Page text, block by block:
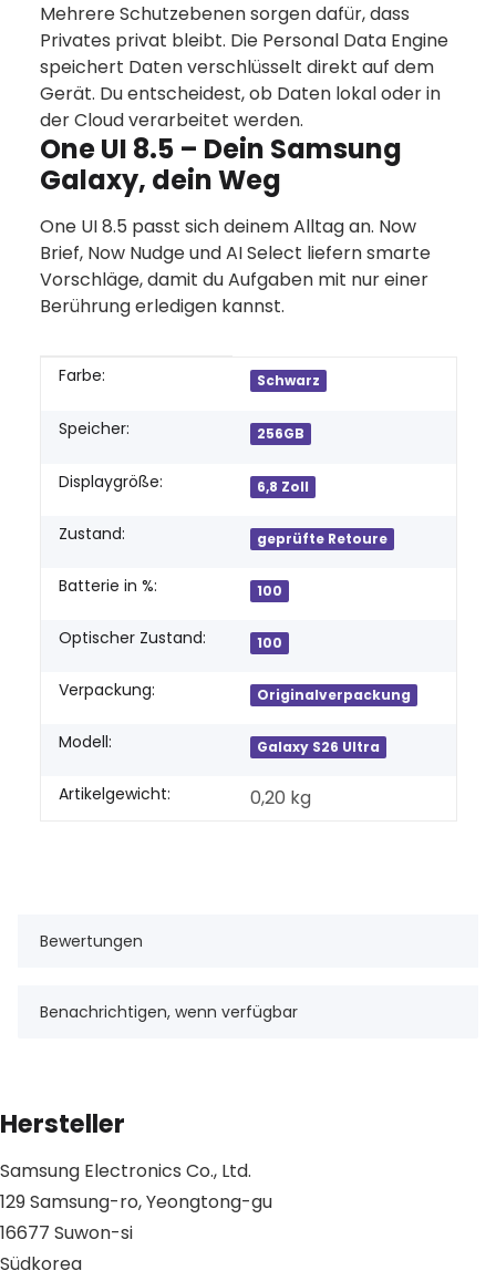
Mehrere Schutzebenen sorgen dafür, dass
Privates privat bleibt. Die Personal Data Engine
speichert Daten verschlüsselt direkt auf dem
Gerät. Du entscheidest, ob Daten lokal oder in
der Cloud verarbeitet werden.
One UI 8.5 – Dein Samsung
Galaxy, dein Weg
One UI 8.5 passt sich deinem Alltag an. Now
Brief, Now Nudge und AI Select liefern smarte
Vorschläge, damit du Aufgaben mit nur einer
Berührung erledigen kannst.
Produkteigenschaft
Wert
Farbe: Schwarz
Speicher: 256GB
Displaygröße: 6,8 Zoll
Zustand: geprüfte Retoure
Batterie in %: 100
Optischer Zustand: 100
Verpackung: Originalverpackung
Modell: Galaxy S26 Ultra
Artikelgewicht: 0,20 kg
Bewertungen
Benachrichtigen, wenn verfügbar
Hersteller
Samsung Electronics Co., Ltd.
129 Samsung-ro, Yeongtong-gu
16677 Suwon-si
Südkorea